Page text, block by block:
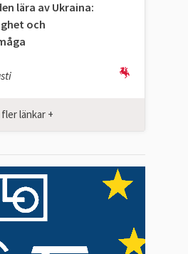
lära av Ukraina:
och
fler länkar +